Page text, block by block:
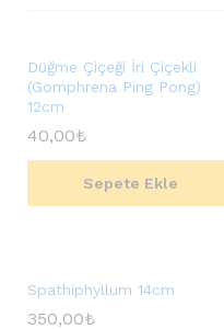
Düğme Çiçeği İri Çiçekli
(Gomphrena Ping Pong)
12cm
40,00₺
Sepete Ekle
Spathiphyllum 14cm
350,00₺